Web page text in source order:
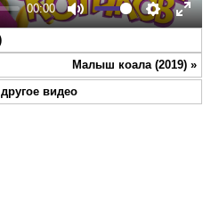
00:00
Mute Settings
Малыш коала (2019) »
видео